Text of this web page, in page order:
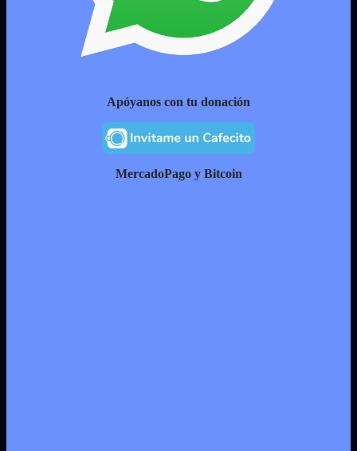
Apóyanos con tu donación
MercadoPago y Bitcoin